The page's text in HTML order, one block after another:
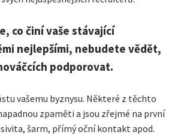
co činí vaše stávající
nejlepšími, nebudete vědět,
podporovat.
vašemu byznysu. Některé z těchto
zpaměti a jsou zřejmé na první
šarm, přímý oční kontakt apod.